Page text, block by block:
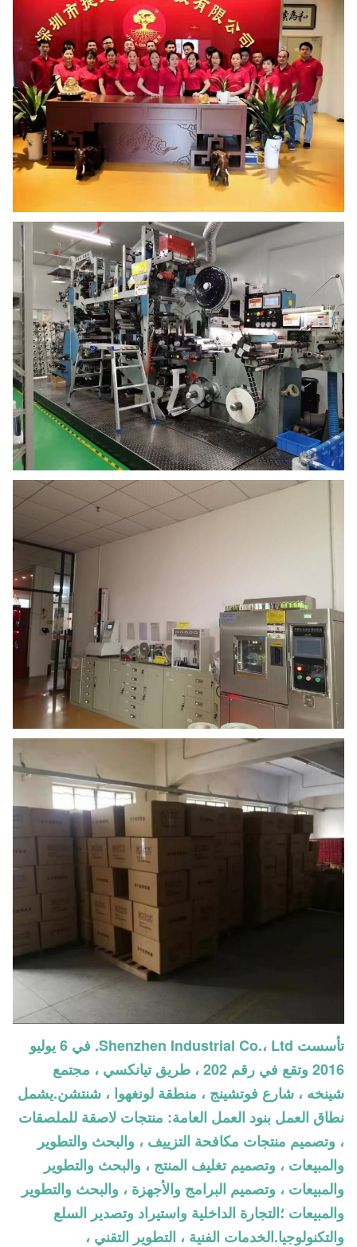
تأسست Shenzhen Industrial Co.، Ltd. في 6 يوليو
2016 وتقع في رقم 202 ، طريق تيانكسي ، مجتمع
شينخه ، شارع فوتشينج ، منطقة لونغهوا ، شنتشن.يشمل
نطاق العمل بنود العمل العامة: منتجات لاصقة للملصقات
، وتصميم منتجات مكافحة التزييف ، والبحث والتطوير
والمبيعات ، وتصميم تغليف المنتج ، والبحث والتطوير
والمبيعات ، وتصميم البرامج والأجهزة ، والبحث والتطوير
والمبيعات ؛التجارة الداخلية واستيراد وتصدير السلع
والتكنولوجيا.الخدمات الفنية ، التطوير التقني ،